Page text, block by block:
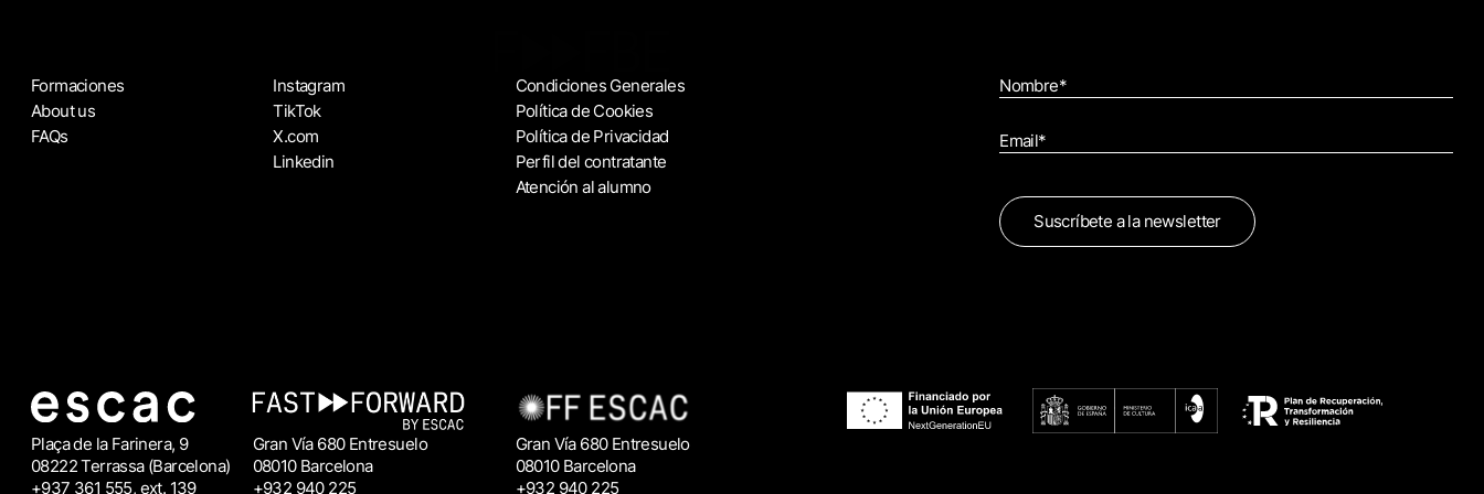
Formaciones
About us
FAQs
Instagram
TikTok
X.com
Linkedin
Condiciones Generales
Política de Cookies
Política de Privacidad
Perfil del contratante
Atención al alumno
Plaça de la Farinera, 9
08222 Terrassa (Barcelona)
+937 361 555, ext. 139
Gran Vía 680 Entresuelo
08010 Barcelona
+932 940 225
Gran Vía 680 Entresuelo
08010 Barcelona
+932 940 225